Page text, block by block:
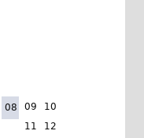
08 09
10
11
12